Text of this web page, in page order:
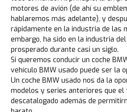
motores de avión (de ahí su
hablaremos más adelante), y
rápidamente en la industria de las
embargo, ha sido en la industria
prosperado durante casi un siglo.
Si queremos conducir un coche
vehículo BMW usado puede ser la
Un coche BMW usado nos da la
modelos y series anteriores que el
descatalogado además de